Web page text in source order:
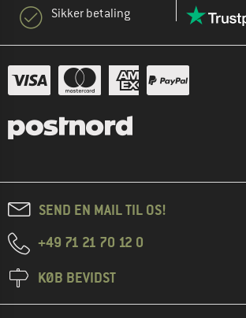
Sikker betaling
SEND EN MAIL TIL OS!
+49 71 21 70 12 0
KØB BEVIDST